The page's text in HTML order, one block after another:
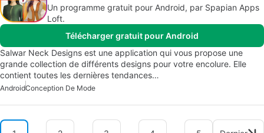
Un programme gratuit pour Android, par Spapian Apps
Loft.
Télécharger gratuit pour Android
Salwar Neck Designs est une application qui vous propose une
grande collection de différents designs pour votre encolure. Elle
contient toutes les dernières tendances…
AndroidConception De Mode